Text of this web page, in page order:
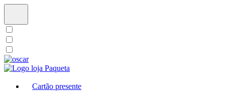
Cartão presente